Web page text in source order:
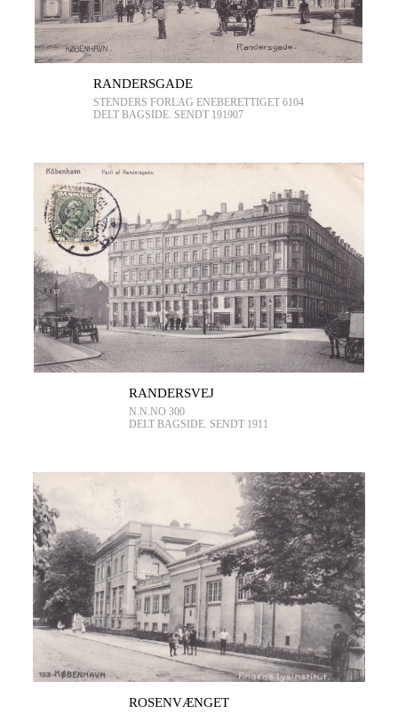
RANDERSGADE
STENDERS FORLAG ENEBERETTIGET 6104
DELT BAGSIDE. SENDT 191907
RANDERSVEJ
N.N.NO 300
DELT BAGSIDE. SENDT 1911
ROSENVÆNGET